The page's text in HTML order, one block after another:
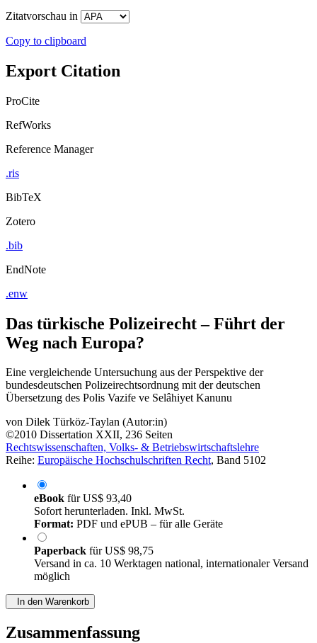
Zitatvorschau in
Copy to clipboard
Export Citation
ProCite
RefWorks
Reference Manager
.ris
BibTeX
Zotero
.bib
EndNote
.enw
Das türkische Polizeirecht – Führt der
Weg nach Europa?
Eine vergleichende Untersuchung aus der Perspektive der
bundesdeutschen Polizeirechtsordnung mit der deutschen
Übersetzung des Polis Vazife ve Selâhiyet Kanunu
von Dilek Türköz-Taylan (Autor:in)
©2010 Dissertation XXII, 236 Seiten
Rechtswissenschaften, Volks- & Betriebswirtschaftslehre
Reihe: Europäische Hochschulschriften Recht, Band 5102
eBook fürUS$ 93,40
Sofort herunterladen. Inkl. MwSt.
Format: PDF und ePUB – für alle Geräte
Paperback fürUS$ 98,75
Versand in ca. 10 Werktagen national, internationaler Versand
möglich
In den Warenkorb
Zusammenfassung